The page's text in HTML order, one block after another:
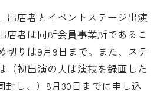
・広報
ービス
専門委員会
女性会
出店者とイベントステージ出演
店者は同所会員事業所であるこ
切りは9月9日まで。また、ステ
（初出演の人は演技を録画した
封し、）8月30日までに申し込